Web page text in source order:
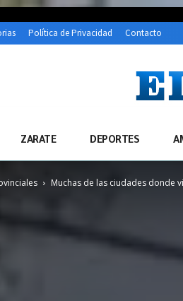
Política de Privacidad Contacto
ZARATE DEPORTES
Muchas de las ciudades donde